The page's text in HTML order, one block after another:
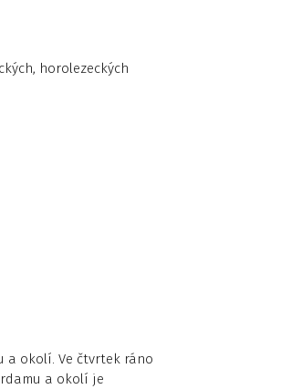
horolezeckých
a okolí. Ve čtvrtek ráno
a okolí je